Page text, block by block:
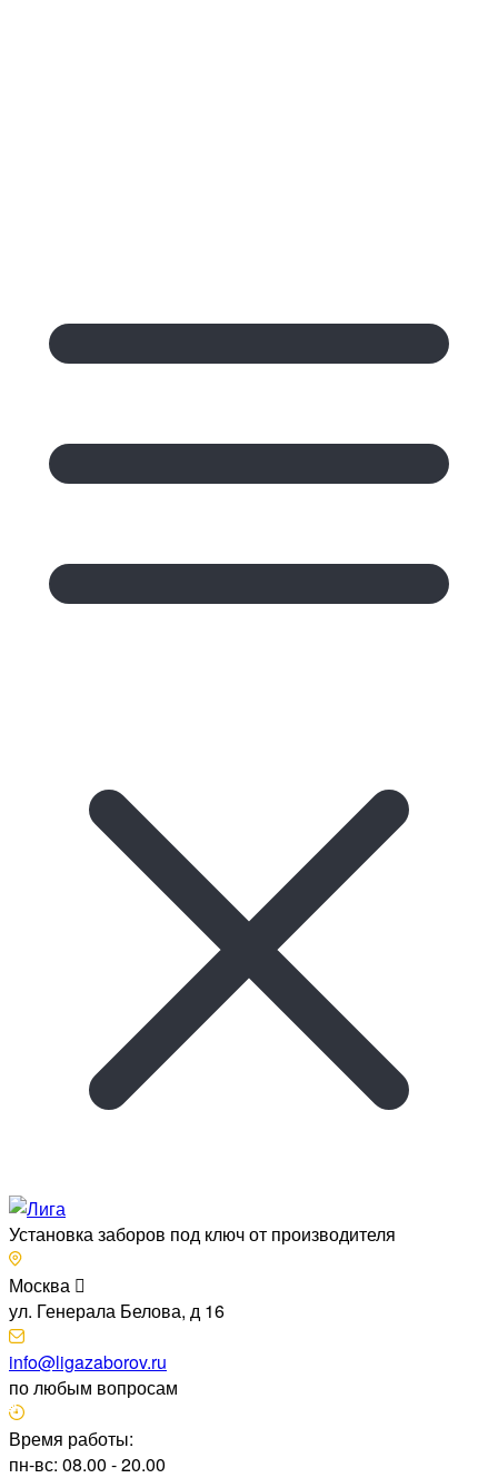
Установка заборов под ключ от производителя
Москва
ул. Генерала Белова, д 16
info@ligazaborov.ru
по любым вопросам
Время работы:
пн-вс: 08.00 - 20.00